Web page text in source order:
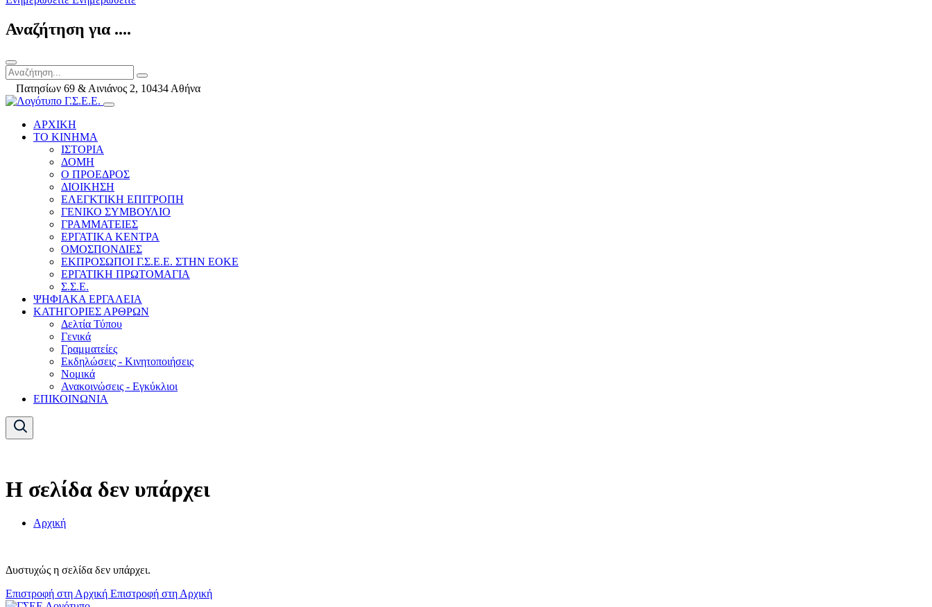
Αναζήτηση για ....
Πατησίων 69 & Αινιάνος 2, 10434 Αθήνα
ΑΡΧΙΚΗ
ΤΟ ΚΙΝΗΜΑ
ΙΣΤΟΡΙΑ
ΔΟΜΗ
Ο ΠΡΟΕΔΡΟΣ
ΔΙΟΙΚΗΣΗ
ΕΛΕΓΚΤΙΚΗ ΕΠΙΤΡΟΠΗ
ΓΕΝΙΚΟ ΣΥΜΒΟΥΛΙΟ
ΓΡΑΜΜΑΤΕΙΕΣ
ΕΡΓΑΤΙΚΑ ΚΕΝΤΡΑ
ΟΜΟΣΠΟΝΔΙΕΣ
ΕΚΠΡΟΣΩΠΟΙ Γ.Σ.Ε.Ε. ΣΤΗΝ ΕΟΚΕ
ΕΡΓΑΤΙΚΗ ΠΡΩΤΟΜΑΓΙΑ
Σ.Σ.Ε.
ΨΗΦΙΑΚΑ ΕΡΓΑΛΕΙΑ
ΚΑΤΗΓΟΡΙΕΣ ΑΡΘΡΩΝ
Δελτία Τύπου
Γενικά
Γραμματείες
Εκδηλώσεις - Κινητοποιήσεις
Νομικά
Ανακοινώσεις - Εγκύκλιοι
ΕΠΙΚΟΙΝΩΝΙΑ
Η σελίδα δεν υπάρχει
Αρχική
Δυστυχώς η σελίδα δεν υπάρχει.
Επιστροφή στη Αρχική Επιστροφή στη Αρχική